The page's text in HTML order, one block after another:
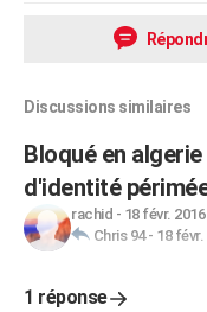
Discussions similaires
Bloqué en
d'identité
rachid - 18 févr.
Chris 94- 18 févr.
1 réponse